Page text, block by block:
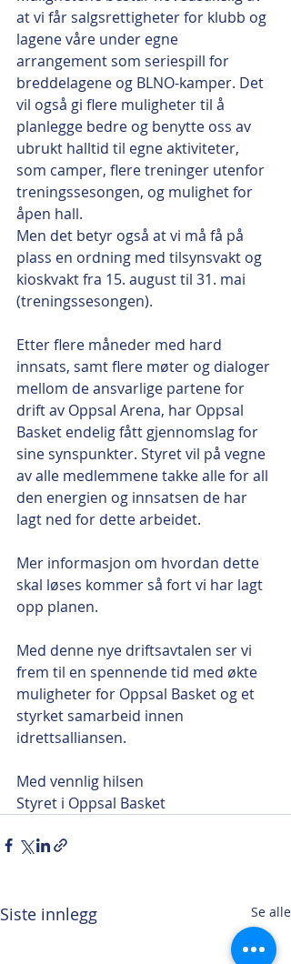
at vi får salgsrettigheter for klubb og
lagene våre under egne
arrangement som seriespill for
breddelagene og BLNO-kamper. Det
vil også gi flere muligheter til å
planlegge bedre og benytte oss av
ubrukt halltid til egne aktiviteter,
som camper, flere treninger utenfor
treningssesongen, og mulighet for
åpen hall.
Men det betyr også at vi må få på
plass en ordning med tilsynsvakt og
kioskvakt fra 15. august til 31. mai
(treningssesongen).
Etter flere måneder med hard
innsats, samt flere møter og dialoger
mellom de ansvarlige partene for
drift av Oppsal Arena, har Oppsal
Basket endelig fått gjennomslag for
sine synspunkter. Styret vil på vegne
av alle medlemmene takke alle for all
den energien og innsatsen de har
lagt ned for dette arbeidet.
Mer informasjon om hvordan dette
skal løses kommer så fort vi har lagt
opp planen.
Med denne nye driftsavtalen ser vi
frem til en spennende tid med økte
muligheter for Oppsal Basket og et
styrket samarbeid innen
idrettsalliansen.
Med vennlig hilsen
Styret i Oppsal Basket
Siste innlegg Se alle